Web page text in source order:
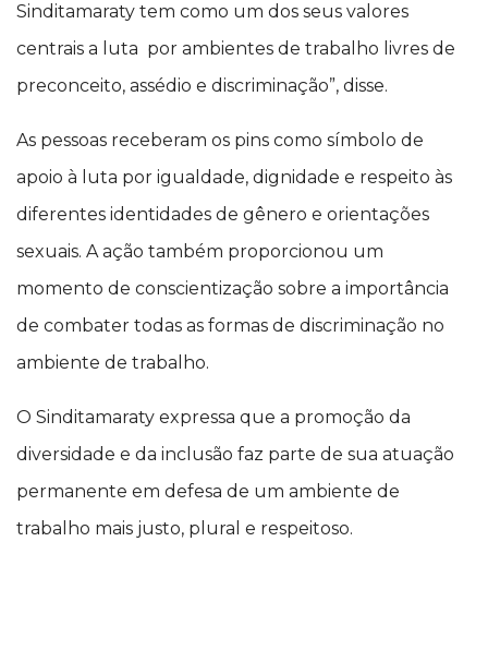
Sinditamaraty tem como um dos seus valores
centrais a luta por ambientes de trabalho livres de
preconceito, assédio e discriminação”, disse.
As pessoas receberam os pins como símbolo de
apoio à luta por igualdade, dignidade e respeito às
diferentes identidades de gênero e orientações
sexuais. A ação também proporcionou um
momento de conscientização sobre a importância
de combater todas as formas de discriminação no
ambiente de trabalho.
O Sinditamaraty expressa que a promoção da
diversidade e da inclusão faz parte de sua atuação
permanente em defesa de um ambiente de
trabalho mais justo, plural e respeitoso.